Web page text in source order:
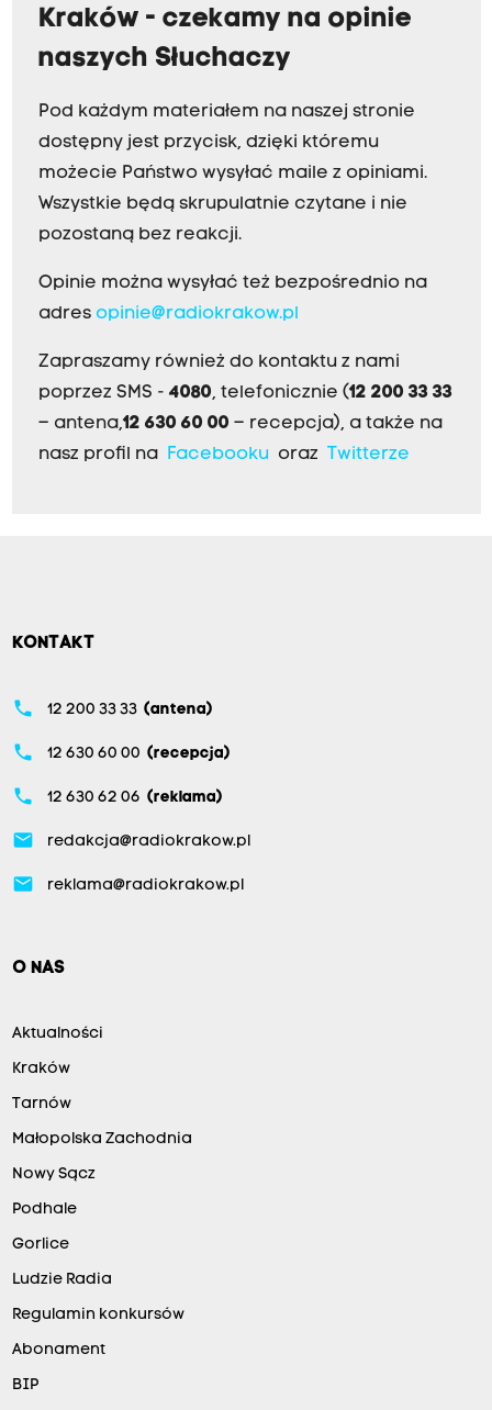
Kraków - czekamy na opinie
naszych Słuchaczy
Pod każdym materiałem na naszej stronie
dostępny jest przycisk, dzięki któremu
możecie Państwo wysyłać maile z opiniami.
Wszystkie będą skrupulatnie czytane i nie
pozostaną bez reakcji.
Opinie można wysyłać też bezpośrednio na
adres opinie@radiokrakow.pl
Zapraszamy również do kontaktu z nami
poprzez SMS - 4080, telefonicznie (12 200 33 33
– antena,12 630 60 00 – recepcja), a także na
nasz profil na Facebookuoraz Twitterze
KONTAKT
phone 12 200 33 33 (antena)
phone 12 630 60 00 (recepcja)
phone 12 630 62 06 (reklama)
email redakcja@radiokrakow.pl
email reklama@radiokrakow.pl
O NAS
Aktualności
Kraków
Tarnów
Małopolska Zachodnia
Nowy Sącz
Podhale
Gorlice
Ludzie Radia
Regulamin konkursów
Abonament
BIP